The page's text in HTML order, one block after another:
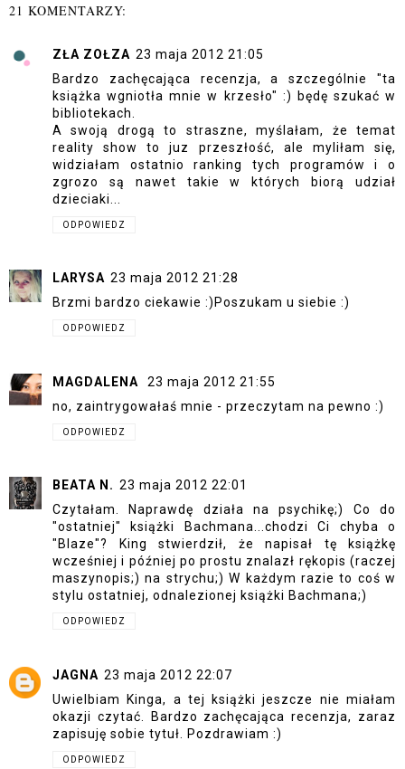
21 KOMENTARZY:
ZŁA ZOŁZA 23 maja 2012 21:05
Bardzo zachęcająca recenzja, a szczególnie "ta
książka wgniotła mnie w krzesło" :) będę szukać w
bibliotekach.
A swoją drogą to straszne, myślałam, że temat
reality show to juz przeszłość, ale myliłam się,
widziałam ostatnio ranking tych programów i o
zgrozo są nawet takie w których biorą udział
dzieciaki...
ODPOWIEDZ
LARYSA 23 maja 2012 21:28
Brzmi bardzo ciekawie :)Poszukam u siebie :)
ODPOWIEDZ
MAGDALENA
23 maja 2012 21:55
no, zaintrygowałaś mnie - przeczytam na pewno :)
ODPOWIEDZ
BEATA N. 23 maja 2012 22:01
Czytałam. Naprawdę działa na psychikę;) Co do
"ostatniej" książki Bachmana...chodzi Ci chyba o
"Blaze"? King stwierdził, że napisał tę książkę
wcześniej i później po prostu znalazł rękopis (raczej
maszynopis;) na strychu;) W każdym razie to coś w
stylu ostatniej, odnalezionej książki Bachmana;)
ODPOWIEDZ
JAGNA 23 maja 2012 22:07
Uwielbiam Kinga, a tej książki jeszcze nie miałam
okazji czytać. Bardzo zachęcająca recenzja, zaraz
zapisuję sobie tytuł. Pozdrawiam :)
ODPOWIEDZ